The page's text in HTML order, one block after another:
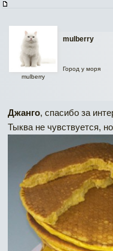
mulberry
mulberry
Город у моря
Джанго, спасибо за
Тыква не чувствуется,